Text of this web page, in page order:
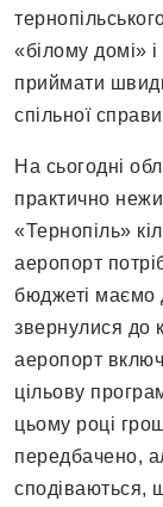
«білому домі»
приймати
спільної
На сьогодні
практично
«Тернопіль»
аеропорт
бюджеті маємо
звернулися до
аеропорт
цільову
цьому році
передбачено,
сподіваються,